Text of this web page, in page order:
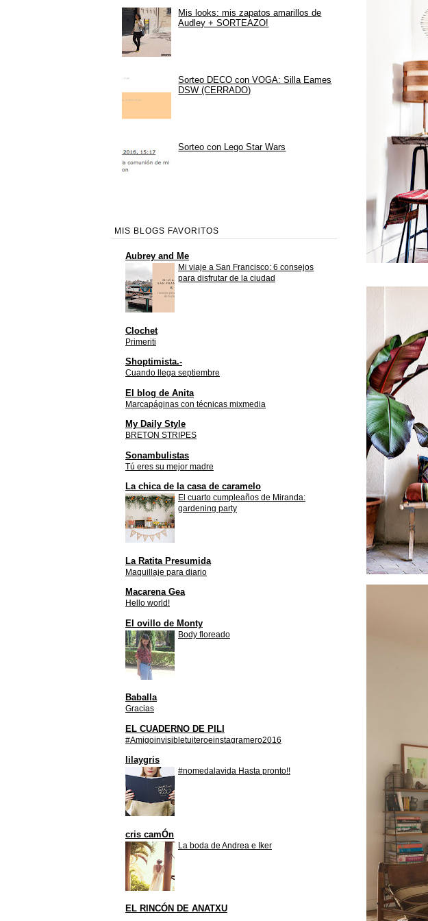
Mis looks: mis zapatos amarillos de
Audley + SORTEAZO!
Sorteo DECO con VOGA: Silla Eames
DSW (CERRADO)
Sorteo con Lego Star Wars
MIS BLOGS FAVORITOS
Aubrey and Me
Mi viaje a San Francisco: 6 consejos
para disfrutar de la ciudad
Clochet
Primeriti
Shoptimista.-
Cuando llega septiembre
El blog de Anita
Marcapáginas con técnicas mixmedia
My Daily Style
BRETON STRIPES
Sonambulistas
Tú eres su mejor madre
La chica de la casa de caramelo
El cuarto cumpleaños de Miranda:
gardening party
La Ratita Presumida
Maquillaje para diario
Macarena Gea
Hello world!
El ovillo de Monty
Body floreado
Baballa
Gracias
EL CUADERNO DE PILI
#Amigoinvisibletuiteroeinstagramero2016
lilaygris
#nomedalavida Hasta pronto!!
cris camÓn
La boda de Andrea e Iker
EL RINCÓN DE ANATXU